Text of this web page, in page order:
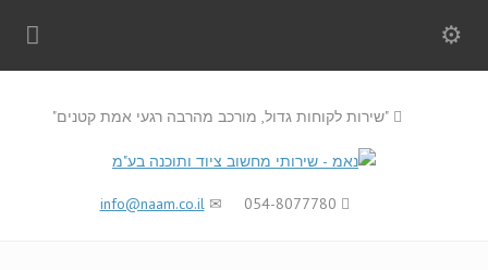
"שירות לקוחות גדול, מורכב מהרבה רגעי אמת קטנים"
info@naam.co.il